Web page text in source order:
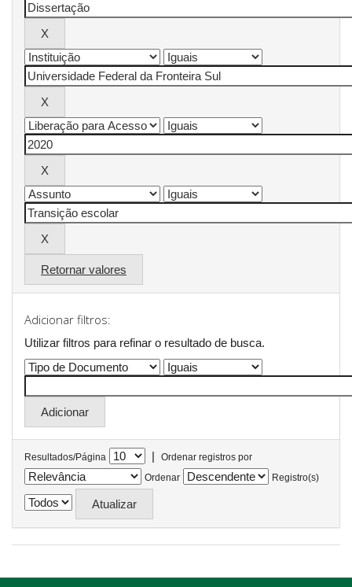
Retornar valores
Adicionar filtros:
Utilizar filtros para refinar o resultado de busca.
Resultados/Página |
Ordenar registros por
Ordenar
Registro(s)